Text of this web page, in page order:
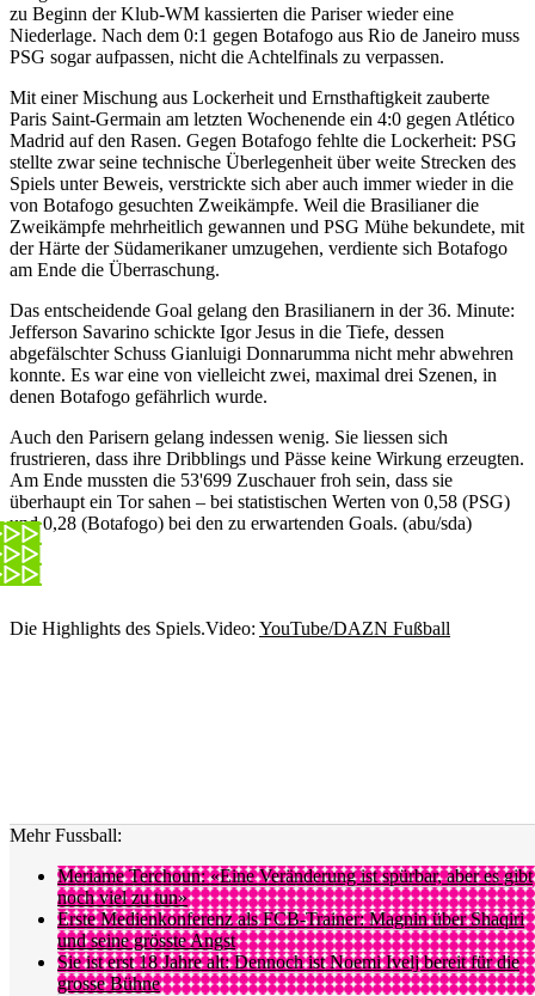
zu Beginn der Klub-WM kassierten die Pariser wieder eine
Niederlage. Nach dem 0:1 gegen Botafogo aus Rio de Janeiro muss
PSG sogar aufpassen, nicht die Achtelfinals zu verpassen.
Mit einer Mischung aus Lockerheit und Ernsthaftigkeit zauberte
Paris Saint-Germain am letzten Wochenende ein 4:0 gegen Atlético
Madrid auf den Rasen. Gegen Botafogo fehlte die Lockerheit: PSG
stellte zwar seine technische Überlegenheit über weite Strecken des
Spiels unter Beweis, verstrickte sich aber auch immer wieder in die
von Botafogo gesuchten Zweikämpfe. Weil die Brasilianer die
Zweikämpfe mehrheitlich gewannen und PSG Mühe bekundete, mit
der Härte der Südamerikaner umzugehen, verdiente sich Botafogo
am Ende die Überraschung.
Das entscheidende Goal gelang den Brasilianern in der 36. Minute:
Jefferson Savarino schickte Igor Jesus in die Tiefe, dessen
abgefälschter Schuss Gianluigi Donnarumma nicht mehr abwehren
konnte. Es war eine von vielleicht zwei, maximal drei Szenen, in
denen Botafogo gefährlich wurde.
Auch den Parisern gelang indessen wenig. Sie liessen sich
frustrieren, dass ihre Dribblings und Pässe keine Wirkung erzeugten.
Am Ende mussten die 53'699 Zuschauer froh sein, dass sie
überhaupt ein Tor sahen – bei statistischen Werten von 0,58 (PSG)
und 0,28 (Botafogo) bei den zu erwartenden Goals. (abu/sda)
Die Highlights des Spiels.Video: YouTube/DAZN Fußball
Mehr Fussball:
Meriame Terchoun: «Eine Veränderung ist spürbar, aber es gibt
noch viel zu tun»
Erste Medienkonferenz als FCB-Trainer: Magnin über Shaqiri
und seine grösste Angst
Sie ist erst 18 Jahre alt: Dennoch ist Noemi Ivelj bereit für die
grosse Bühne